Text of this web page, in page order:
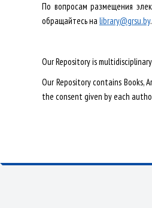
По вопросам размещения
обращайтесь на library@grsu.by.
Our Repository is
Our Repository contains
the consent given by each